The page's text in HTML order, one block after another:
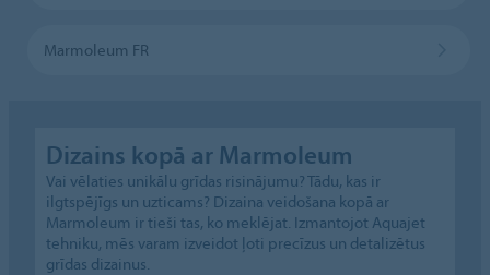
Marmoleum FR
Dizains kopā ar Marmoleum
Vai vēlaties unikālu grīdas risinājumu? Tādu, kas ir
ilgtspējīgs un uzticams? Dizaina veidošana kopā ar
Marmoleum ir tieši tas, ko meklējat. Izmantojot Aquajet
tehniku, mēs varam izveidot ļoti precīzus un detalizētus
grīdas dizainus.